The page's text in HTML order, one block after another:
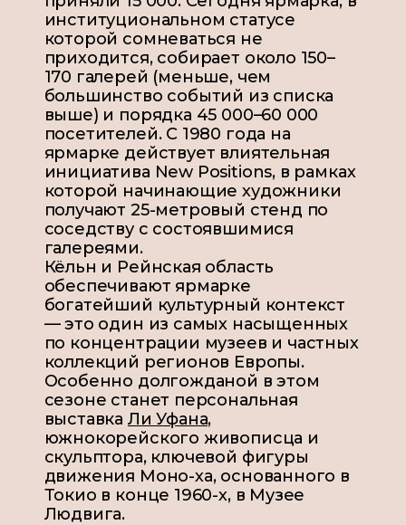
институциональном статусе
которой сомневаться не
приходится, собирает около 150–
170 галерей (меньше, чем
большинство событий из списка
выше) и порядка 45 000–60 000
посетителей. С 1980 года на
ярмарке действует влиятельная
инициатива New Positions, в рамках
которой начинающие художники
получают 25-метровый стенд по
соседству с состоявшимися
галереями.
Кёльн и Рейнская область
обеспечивают ярмарке
богатейший культурный контекст
— это один из самых насыщенных
по концентрации музеев и частных
коллекций регионов Европы.
Особенно долгожданой в этом
сезоне станет персональная
выставка Ли Уфана,
южнокорейского живописца и
скульптора, ключевой фигуры
движения Моно-ха, основанного в
Токио в конце 1960-х, в Музее
Людвига.